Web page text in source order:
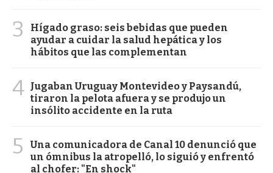
3
Hígado graso: seis bebidas que pueden
ayudar a cuidar la salud hepática y los
hábitos que las complementan
4 Jugaban Uruguay Montevideo y Paysandú,
tiraron la pelota afuera y se produjo un
insólito accidente en la ruta
5
Una comunicadora de Canal 10 denunció que
un ómnibus la atropelló, lo siguió y enfrentó
al chofer: "En shock"